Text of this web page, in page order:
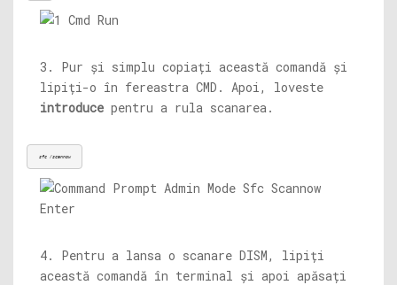
3. Pur și simplu copiați această comandă și
lipiți-o în fereastra CMD. Apoi, loveste
introduce pentru a rula scanarea.
sfc /scannow
4. Pentru a lansa o scanare DISM, lipiți
această comandă în terminal și apoi apăsați